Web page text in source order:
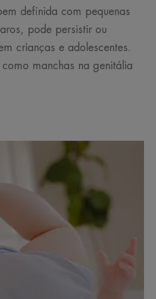
definida com pequenas
pode persistir ou
crianças e adolescentes.
manchas na genitália